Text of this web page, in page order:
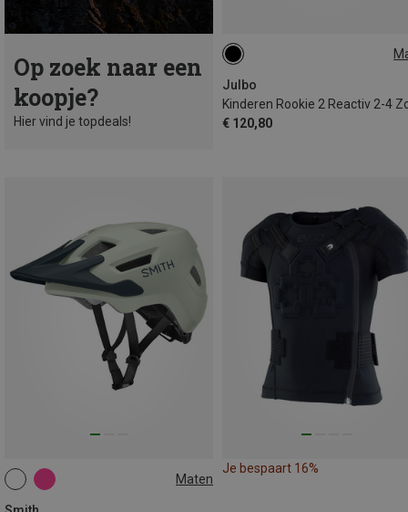
Op zoek naar een
koopje?
Hier vind je topdeals!
Julbo
€ 120,80
S | 8-12 J.
Maten
48-52CM
Je bespaart 16%